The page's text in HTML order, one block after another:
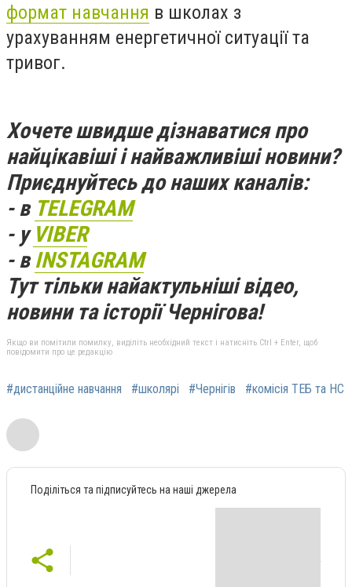
формат навчання в школах з
урахуванням енергетичної ситуації та
тривог.
Хочете швидше дізнаватися про
найцікавіші і найважливіші новини?
Приєднуйтесь до наших каналів:
- в TELEGRAM
- у VIBER
- вINSTAGRAM
Тут тільки найактульніші відео,
новини та історії Чернігова!
Якщо ви помітили помилку, виділіть необхідний текст і натисніть Ctrl + Enter, щоб
повідомити про це редакцію
#дистанційне навчання #школярі #Чернігів #комісія ТЕБ та НС
Поділіться та підписуйтесь на наші джерела